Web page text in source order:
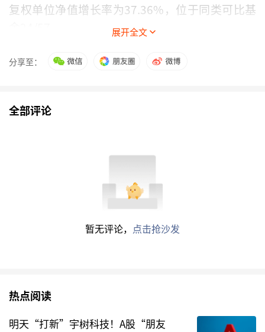
复权单位净值增长率为37.36%，位于同类可比基
通过所选区间该基金净值增长率分位图，可以观察
该基金与同类基金业绩比较情况。图为坐标原点到
区间内某时点的净值增长率在同类基金中的分位
展开全文
分享至：
全部评论
暂无评论， 点击抢沙发
热点阅读
明天“打新”宇树科技！A股“朋友